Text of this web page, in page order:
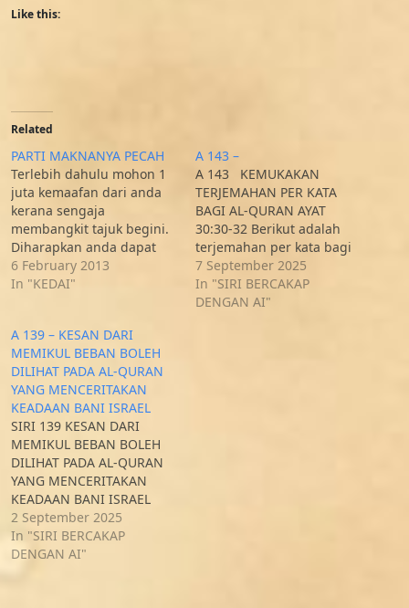
Like this:
Related
PARTI MAKNANYA PECAH
Terlebih dahulu mohon 1
juta kemaafan dari anda
kerana sengaja
membangkit tajuk begini.
Diharapkan anda dapat
berlapang dada membaca
tulisan ini. Jika
luahkan juga
sebagaimana kami
meluahkan. Setelah
memerhati dari luar
sekian lama dan membaca
sejarah-sejarah
penubuhan parti politik di
Malaysia dan di luar…
6 February 2013
In "KEDAI"
A 143 –
A 143 KEMUKAKAN
TERJEMAHAN PER KATA
BAGI AL-QURAN AYAT
30:30-32 Berikut adalah
terjemahan per kata bagi
Al-Quran ayat 30:30-32:
Surah Ar-Rum (30:30) Lafaz
Arab Transliterasi
7 September 2025
In "SIRI BERCAKAP
DENGAN AI"
A 139 – KESAN DARI
MEMIKUL BEBAN BOLEH
DILIHAT PADA AL-QURAN
YANG MENCERITAKAN
KEADAAN BANI ISRAEL
SIRI 139 KESAN DARI
MEMIKUL BEBAN BOLEH
DILIHAT PADA AL-QURAN
YANG MENCERITAKAN
KEADAAN BANI ISRAEL
KETIKA DIPERHAMBAKAN
OLEH FIRAUN. KEADAAN
BEGITU MENYEBABKAN
2 September 2025
In "SIRI BERCAKAP
DENGAN AI"